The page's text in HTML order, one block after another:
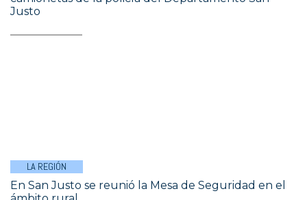
Justo
LA REGIÓN
En San Justo se reunió la Mesa de Seguridad en el